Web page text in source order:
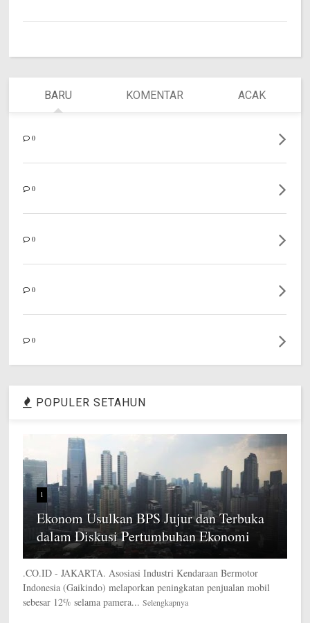
BARU KOMENTAR ACAK
0
0
0
0
0
POPULER SETAHUN
1
Ekonom Usulkan BPS Jujur dan Terbuka
dalam Diskusi Pertumbuhan Ekonomi
.CO.ID - JAKARTA. Asosiasi Industri Kendaraan Bermotor
Indonesia (Gaikindo) melaporkan peningkatan penjualan mobil
sebesar 12% selama pamera... Selengkapnya